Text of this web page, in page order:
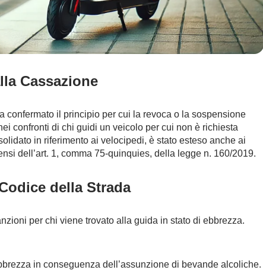
Cassazione
confermato il principio per cui la revoca o la sospensione
confronti di chi guidi un veicolo per cui non è richiesta
in riferimento ai velocipedi, è stato esteso anche ai
dell’art. 1, comma 75-quinquies, della legge n. 160/2019.
della Strada
per chi viene trovato alla guida in stato di ebbrezza.
in conseguenza dell’assunzione di bevande alcoliche.